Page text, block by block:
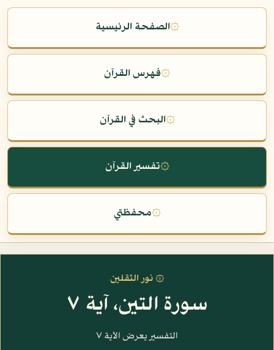
۞الصفحة الرئيسية
۞فهرس القرآن
۞البحث في القرآن
۞تفسير القرآن
۞محفظتي
۞ نور الثقلين
سورة التين، آية ٧
التفسير يعرض الآية ٧